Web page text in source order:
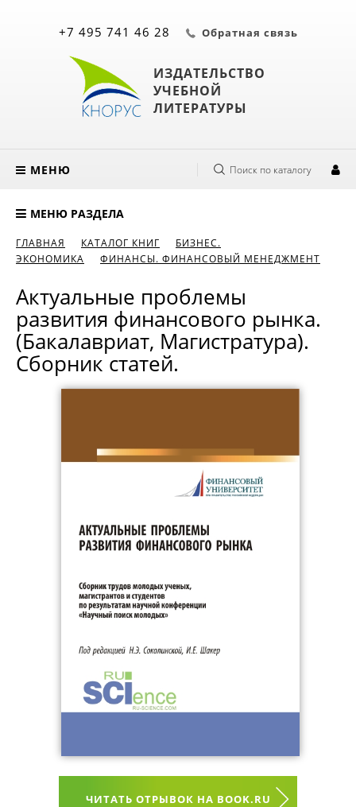
ИЗДАТЕЛЬСТВО
УЧЕБНОЙ
ЛИТЕРАТУРЫ
+7 495 741 46 28 Обратная связь
МЕНЮ Поиск по каталогу
МЕНЮ РАЗДЕЛА
ГЛАВНАЯ КАТАЛОГ КНИГ
БИЗНЕС.
ЭКОНОМИКА
ФИНАНСЫ. ФИНАНСОВЫЙ МЕНЕДЖМЕНТ
Актуальные проблемы
развития финансового рынка.
(Бакалавриат, Магистратура).
Сборник статей.
ЧИТАТЬ ОТРЫВОК НА BOOK.RU